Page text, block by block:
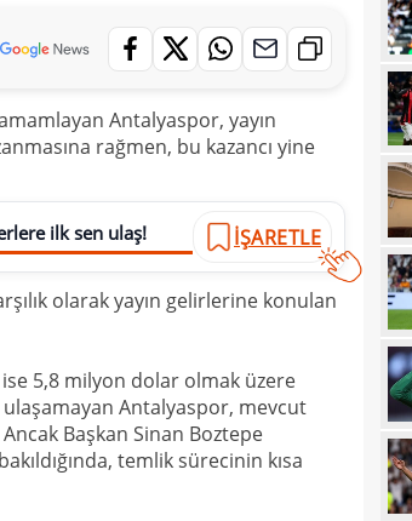
Antalyaspor, yayın
rağmen, bu kazancı yine
ilk sen ulaş! İŞARETLE
olarak yayın gelirlerine konulan
5,8 milyon dolar olmak üzere
ulaşamayan Antalyaspor, mevcut
Başkan Sinan Boztepe
temlik sürecinin kısa
Ligi